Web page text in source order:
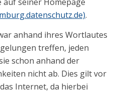
.
anhand ihres Wortlautes
treffen, jeden
schon anhand der
nicht ab. Dies gilt vor
Internet, da hierbei